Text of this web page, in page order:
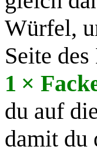
Würfel,
Seite
1 ×
du auf
damit du